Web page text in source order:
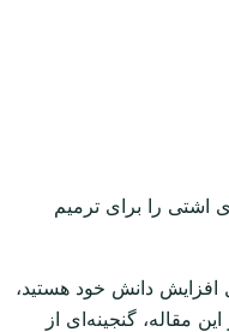
اشتی را برای ترمیم
افزایش دانش خود هستید،
مقاله، گنجینه‌ای از